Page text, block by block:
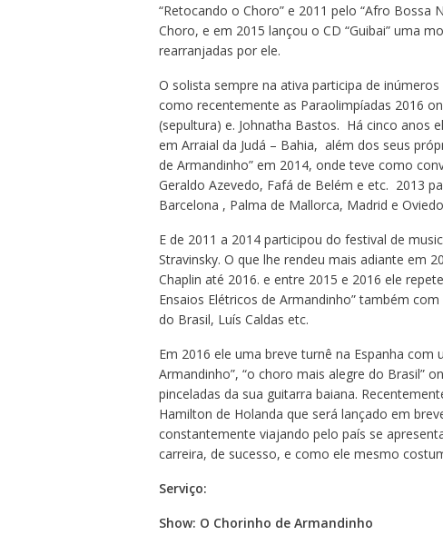
“Retocando o Choro” e 2011 pelo “Afro
Choro, e em 2015 lançou o CD “Guibai” uma
rearranjadas por ele.
O solista sempre na ativa participa de
como recentemente as Paraolimpíadas 2016
(sepultura) e. Johnatha Bastos. Há cinco anos
em Arraial da Judá – Bahia, além dos
de Armandinho” em 2014, onde teve como
Geraldo Azevedo, Fafá de Belém e etc. 2013
Barcelona , Palma de Mallorca, Madrid e
E de 2011 a 2014 participou do festival de
Stravinsky. O que lhe rendeu mais adiante em
Chaplin até 2016. e entre 2015 e 2016 ele
Ensaios Elétricos de Armandinho” também
do Brasil, Luís Caldas etc.
Em 2016 ele uma breve turnê na Espanha
Armandinho”, “o choro mais alegre do Brasil”
pinceladas da sua guitarra baiana.
Hamilton de Holanda que será lançado em
constantemente viajando pelo país se
carreira, de sucesso, e como ele mesmo
Serviço:
Show: O Chorinho de Armandinho